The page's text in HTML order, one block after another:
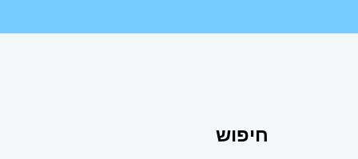
חיפוש